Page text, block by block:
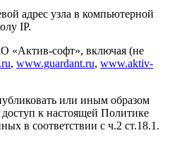
адрес узла в компьютерной
IP.
«Актив-софт», включая (не
, www.guardant.ru, www.aktiv-
или иным образом
к настоящей Политике
в соответствии с ч.2 ст.18.1.